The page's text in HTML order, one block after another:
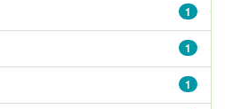
1
1
1